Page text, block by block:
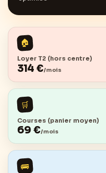
🏠
Loyer T2 (hors centre)
314 €/mois
🛒
Courses (panier moyen)
69 €/mois
🚌